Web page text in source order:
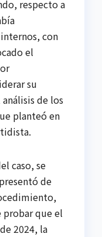
respecto a
con
el
su
de los
planteó en
caso, se
de
que el
2024, la